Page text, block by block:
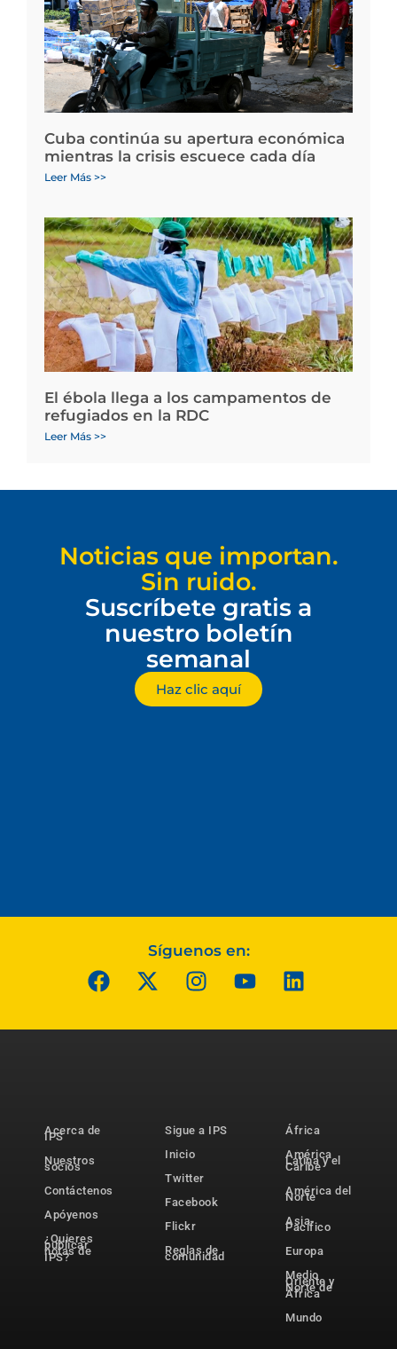
Cuba continúa su apertura económica
mientras la crisis escuece cada día
Leer Más >>
El ébola llega a los campamentos de
refugiados en la RDC
Leer Más >>
Noticias que importan.
Sin ruido.
Suscríbete gratis a
nuestro boletín
semanal
Haz clic aquí
Síguenos en:
Acerca de
IPS
Nuestros
socios
Contáctenos
Apóyenos
¿Quieres
publicar
notas de
IPS?
Sigue a IPS
Inicio
Twitter
Facebook
Flickr
Reglas de
comunidad
África
América
Latina y el
Caribe
América del
Norte
Asia-
Pacífico
Europa
Medio
Oriente y
Norte de
África
Mundo